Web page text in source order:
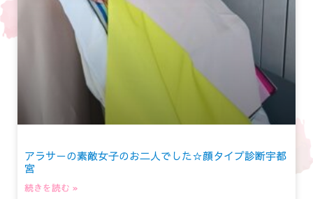
アラサーの素敵女子のお二人でした☆顔タイプ診断宇都
宮
続きを読む »